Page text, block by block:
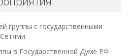
группы с государственными
в Государственной Думе РФ